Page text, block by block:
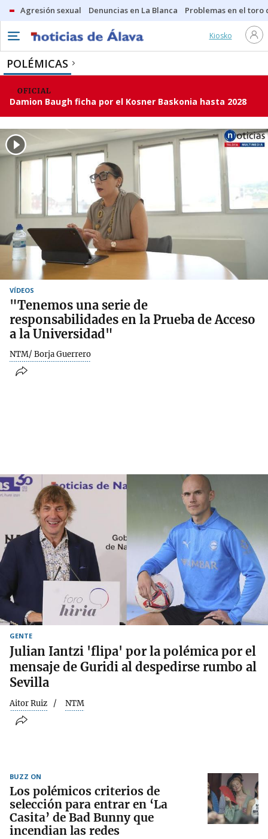
Agresión sexual Denuncias en La Blanca Problemas en el toro
Kiosko
POLÉMICAS
OFICIAL
Damion Baugh ficha por el Kosner Baskonia hasta 2028
VÍDEOS
"Tenemos una serie de
responsabilidades en la Prueba de Acceso
a la Universidad"
NTM/ Borja Guerrero
GENTE
Julian Iantzi 'flipa' por la polémica por el
mensaje de Guridi al despedirse rumbo al
Sevilla
Aitor Ruiz NTM
BUZZ ON
Los polémicos criterios de
selección para entrar en ‘La
Casita’ de Bad Bunny que
incendian las redes